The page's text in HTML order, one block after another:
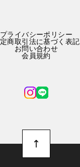
プライバシーポリシー
商取引法に基づく表記
お問い合わせ
会員規約